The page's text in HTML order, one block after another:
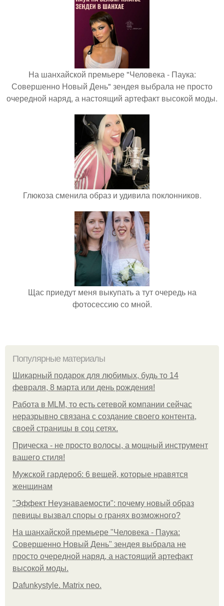
На шанхайской премьере "Человека - Паука:
Совершенно Новый День" зендея выбрала не просто
очередной наряд, а настоящий артефакт высокой моды.
Глюкоза сменила образ и удивила поклонников.
Щас приедут меня выкупать а тут очередь на
фотосессию со мной.
Популярные материалы
Шикарный подарок для любимых, будь то 14
февраля, 8 марта или день рождения!
Работа в MLM, то есть сетевой компании сейчас
неразрывно связана с создание своего контента,
своей страницы в соц сетях.
Прическа - не просто волосы, а мощный инструмент
вашего стиля!
Мужской гардероб: 6 вещей, которые нравятся
женщинам
"Эффект Неузнаваемости": почему новый образ
певицы вызвал споры о гранях возможного?
На шанхайской премьере "Человека - Паука:
Совершенно Новый День" зендея выбрала не
просто очередной наряд, а настоящий артефакт
высокой моды.
Dafunkystyle. Matrix neo.